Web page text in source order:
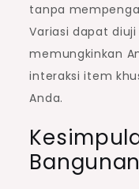
tanpa
Variasi dapat
memungkinkan
interaksi item
Anda.